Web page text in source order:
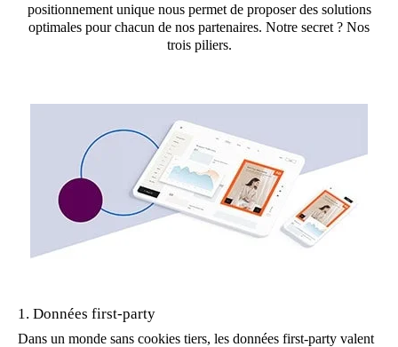
positionnement unique nous permet de proposer des solutions
optimales pour chacun de nos partenaires. Notre secret ? Nos
trois piliers.
1. Données first-party
Dans un monde sans cookies tiers, les données first-party valent